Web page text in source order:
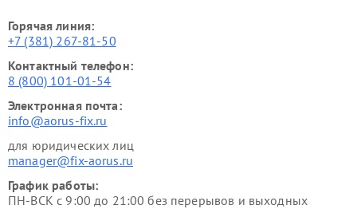
Горячая линия:
+7 (381) 267-81-50
Контактный телефон:
8 (800) 101-01-54
Электронная почта:
info@aorus-fix.ru
для юридических лиц
manager@fix-aorus.ru
График работы:
ПН-ВСК с 9:00 до 21:00 без перерывов и выходных